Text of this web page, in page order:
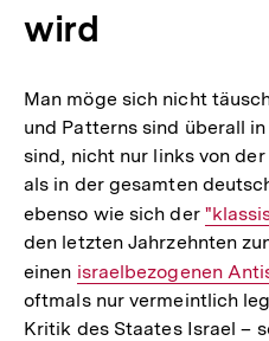
wird
Man möge sich nicht
und Patterns sind überall
sind, nicht nur links von
als in der gesamten
ebenso wie sich der
Link:
den letzten Jahrzehnten
einen Interner
Link:
israelbezogenen
oftmals nur vermeintlich
Kritik des Staates Israel –